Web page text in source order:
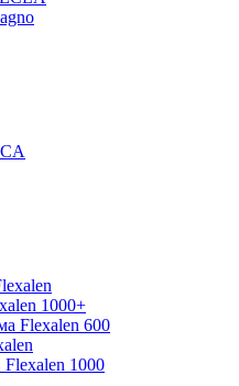
1000+
Flexalen 600
1000